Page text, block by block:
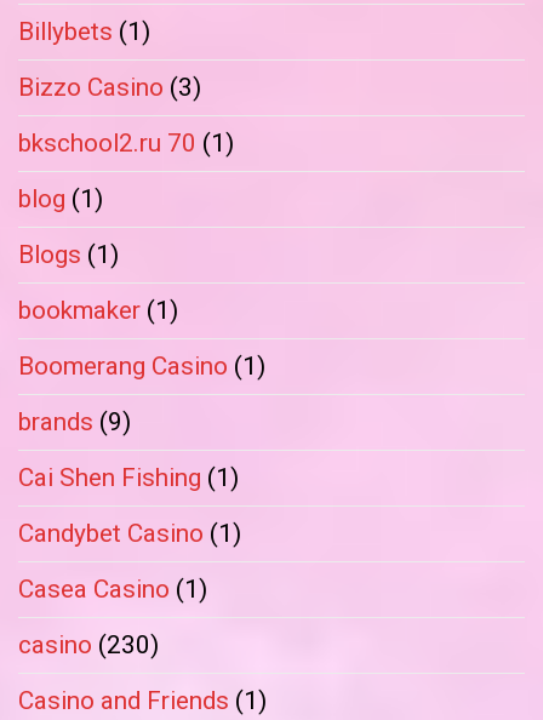
Billybets (1)
Bizzo Casino (3)
bkschool2.ru 70 (1)
blog (1)
Blogs (1)
bookmaker (1)
Boomerang Casino (1)
brands (9)
Cai Shen Fishing (1)
Candybet Casino (1)
Casea Casino (1)
casino (230)
Casino and Friends (1)